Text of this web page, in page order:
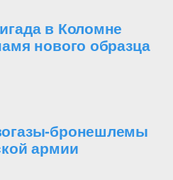
в Коломне
нового образца
бронешлемы
армии